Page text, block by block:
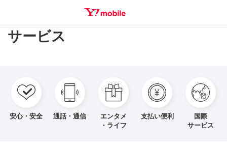
SEARCH
サービス
安心・安全 通話・通信
エンタメ
・ライフ
支払い便利
国際
サービス